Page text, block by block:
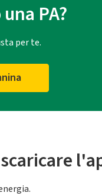
PA?
per te.